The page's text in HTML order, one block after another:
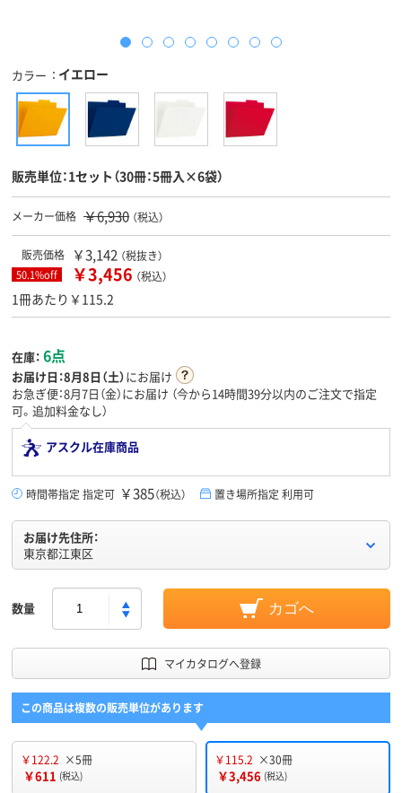
カラー イエロー
販売単位：1セット（30冊：5冊入×6袋）
メーカー価格 ￥6,930 （税込）
販売価格 ￥3,142 （税抜き）
50.1%off ￥3,456 （税込）
1冊あたり￥115.2
在庫： 6点
お届け日：8月8日（土）にお届け
お急ぎ便：8月7日（金）にお届け （今から14時間39分以内のご注文で指定
可。追加料金なし）
アスクル在庫商品
時間帯指定 指定可 ￥385（税込） 置き場所指定 利用可
お届け先住所：
東京都江東区
数量 カゴへ
マイカタログへ登録
この商品は複数の販売単位があります
￥122.2 ×5冊
￥611 (税込)
￥115.2 ×30冊
￥3,456 (税込)